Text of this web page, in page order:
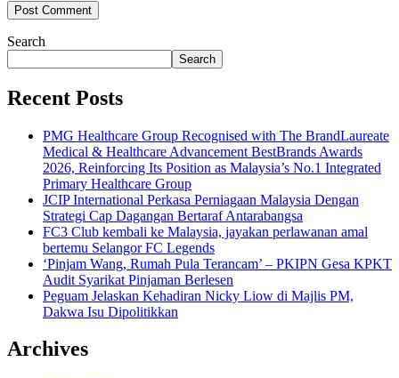
Search
Search
Recent Posts
PMG Healthcare Group Recognised with The BrandLaureate
Medical & Healthcare Advancement BestBrands Awards
2026, Reinforcing Its Position as Malaysia’s No.1 Integrated
Primary Healthcare Group
JCIP International Perkasa Perniagaan Malaysia Dengan
Strategi Cap Dagangan Bertaraf Antarabangsa
FC3 Club kembali ke Malaysia, jayakan perlawanan amal
bertemu Selangor FC Legends
‘Pinjam Wang, Rumah Pula Terancam’ – PKIPN Gesa KPKT
Audit Syarikat Pinjaman Berlesen
Peguam Jelaskan Kehadiran Nicky Liow di Majlis PM,
Dakwa Isu Dipolitikkan
Archives